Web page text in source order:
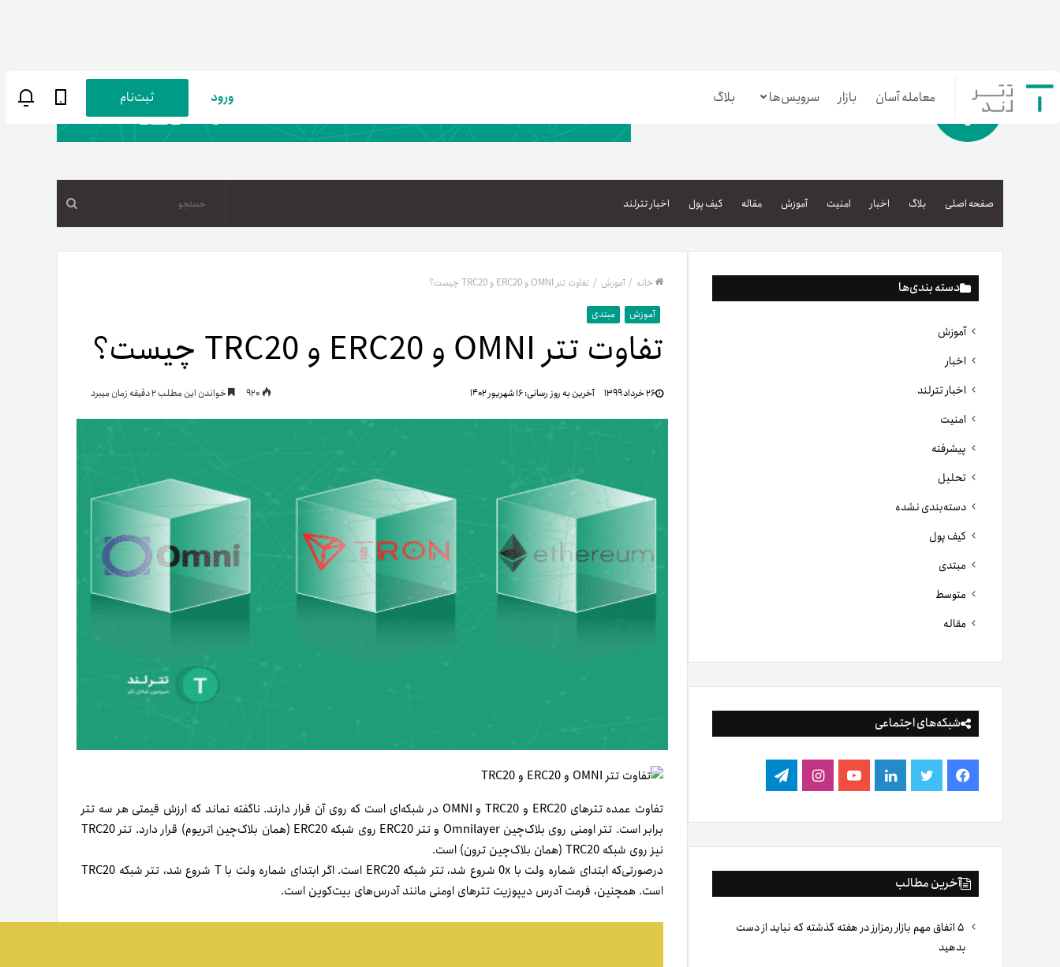
معامله آسان بازار سرویس‌ها
بازار تترلند
سرمایه‌گذاری آسان
پاداش کیف‌پول تومانی
مهر تترلند
بلاگ
زبان پارسی
حساب‌های بانکی
ورود ثبت‌نام
صفحه اصلی بلاگ اخبار امنیت آموزش مقاله کیف پول اخبار تترلند
دسته بندی‌ها
آموزش
اخبار
اخبار تترلند
امنیت
پیشرفته
تحلیل
دسته‌بندی نشده
کیف پول
مبتدی
متوسط
مقاله
شبکه‌های اجتماعی
فیس
بوک
توییتر لینکدینیوتیوباینستاگرام
تلگرام
آخرین مطالب
۵ اتفاق مهم بازار رمزارز در هفته گذشته که نباید از دست
بدهید
خانه / آموزش / تفاوت تتر OMNI و ERC20 و TRC20 چیست؟
آموزش مبتدی
تفاوت تتر OMNI و ERC20 و TRC20 چیست؟
۲۶ خرداد ۱۳۹۹ آخرین به روز رسانی:۱۶ شهریور ۱۴۰۲ خواندن این مطلب 2 دقیقه زمان میبرد
تفاوت عمده تترهای ERC20 و TRC20 و OMNI در شبکه‌ای است که روی آن قرار دارند. ناگفته نماند که ارزش قیمتی هر سه تتر
برابر است. تتر اومنی روی بلاک‌چین Omnilayer و تتر ERC20 روی شبکه ERC20 (همان بلاک‌چین اتریوم) قرار دارد. تتر TRC20
نیز روی شبکه TRC20 (همان بلاک‌چین ترون) است.
درصورتی‌که ابتدای شماره ولت با 0x شروع شد، تتر شبکه ERC20 است. اگر ابتدای شماره ولت با T شروع شد، تتر شبکه TRC20
است. همچنین، فرمت آدرس دیپوزیت تتر‌های اومنی مانند آدرس‌های بیت‌‌کوین است.